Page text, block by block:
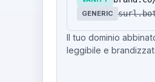
GENERIC
Il tuo dominio
leggibile e